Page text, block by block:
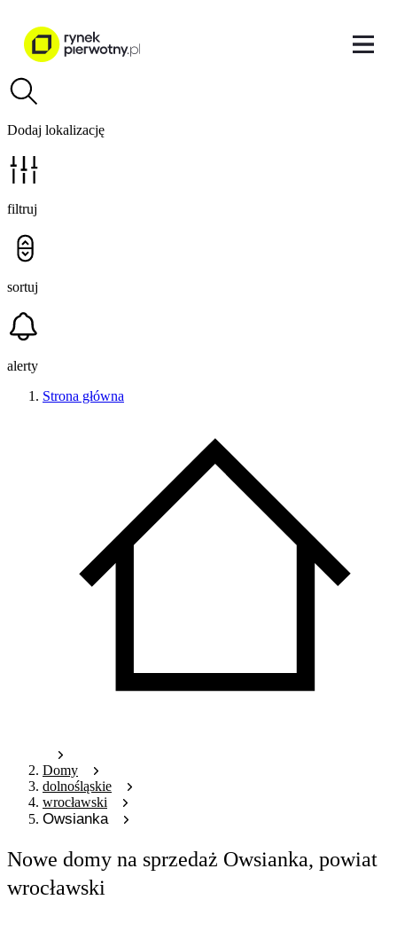
Dodaj lokalizację
filtruj
sortuj
alerty
Strona główna
Domy
dolnośląskie
wrocławski
Owsianka
Nowe domy na sprzedaż Owsianka, powiat
wrocławski